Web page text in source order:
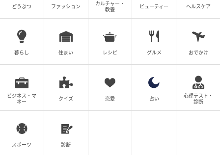
ママ広場
「何を言っても言い訳にしか聞こえない。この間ヒナ
どうぶつ ファッション
カルチャー・
教養
ビューティー ヘルスケア
暮らし 住まい レシピ グルメ おでかけ
ビジネス・マ
ネー
クイズ 恋愛 占い
心理テスト・
診断
スポーツ 診断